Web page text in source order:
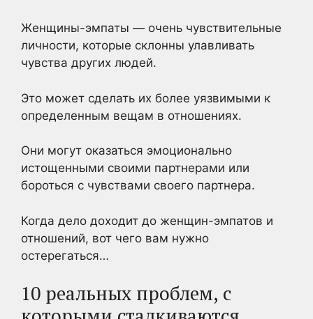
Женщины-эмпаты — очень чувствительные
личности, которые склонны улавливать
чувства других людей.
Это может сделать их более уязвимыми к
определенным вещам в отношениях.
Они могут оказаться эмоционально
истощенными своими партнерами или
бороться с чувствами своего партнера.
Когда дело доходит до женщин-эмпатов и
отношений, вот чего вам нужно
остерегаться…
10 реальных проблем, с